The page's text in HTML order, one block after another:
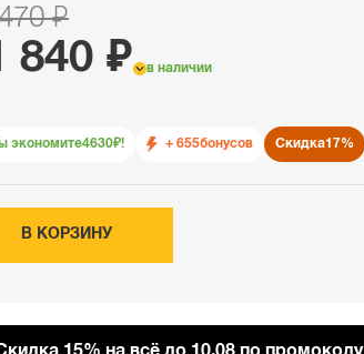
₽
840 ₽ в наличии
экономите4630₽! + 655бонусов Скидка17%
В КОРЗИНУ